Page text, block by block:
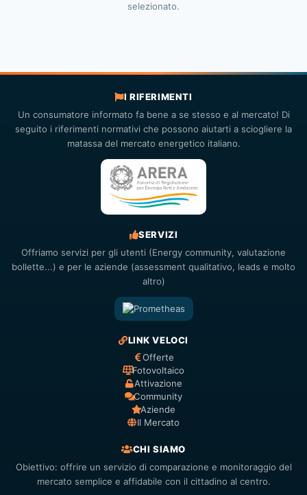
selezionato.
I RIFERIMENTI
Un consumatore informato fa bene a se stesso e al mercato! Di
seguito i riferimenti normativi che possono aiutarti a sciogliere la
matassa del mercato energetico italiano.
SERVIZI
Offriamo servizi per gli utenti (Energy community, valutazione
bollette...) e per le aziende (assessment qualitativo, leads e molto
altro)
LINK VELOCI
Offerte
Fotovoltaico
Attivazione
Community
Aziende
Il Mercato
CHI SIAMO
Obiettivo: offrire un servizio di comparazione e monitoraggio del
mercato semplice e affidabile con il cittadino al centro.